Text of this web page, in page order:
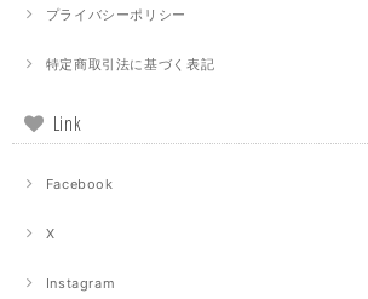
プライバシーポリシー
特定商取引法に基づく表記
Link
Facebook
X
Instagram